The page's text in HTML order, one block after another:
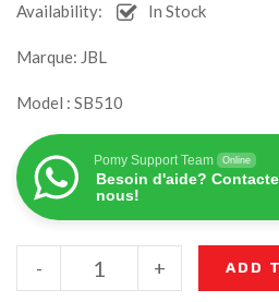
Availability: In Stock
Marque: JBL
Model : SB510
Pomy Support Team Online
Besoin d'aide?
nous!
+
- ADD